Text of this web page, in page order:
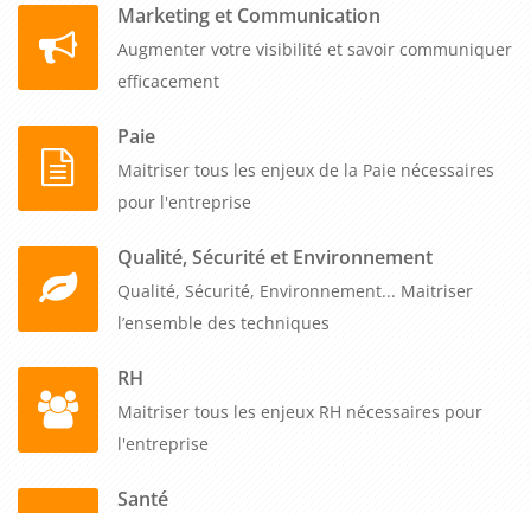
Marketing et Communication
Augmenter votre visibilité et savoir communiquer
efficacement
Paie
Maitriser tous les enjeux de la Paie nécessaires
pour l'entreprise
Qualité, Sécurité et Environnement
Qualité, Sécurité, Environnement... Maitriser
l’ensemble des techniques
RH
Maitriser tous les enjeux RH nécessaires pour
l'entreprise
Santé